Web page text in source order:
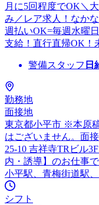
月に5回程度でOK＼
み／レア求人！なか
週払いOK=毎週水曜
支給！直行直帰OK！
警備スタッフ 日
勤務地
面接地
東京都小平市 ※本原
はございません。面
25-10 吉祥寺TRビル
内・誘導】のお仕事で
小平駅、青梅街道駅
シフト